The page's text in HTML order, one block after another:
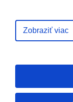
Katalógový
Zobraziť viac